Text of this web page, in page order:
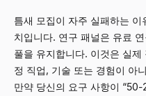
틈새 모집이 자주 실패하는
치입니다. 연구 패널은 유료
풀을 유지합니다. 이것은 실
정 직업, 기술 또는 경험이 아
만약 당신의 요구 사항이